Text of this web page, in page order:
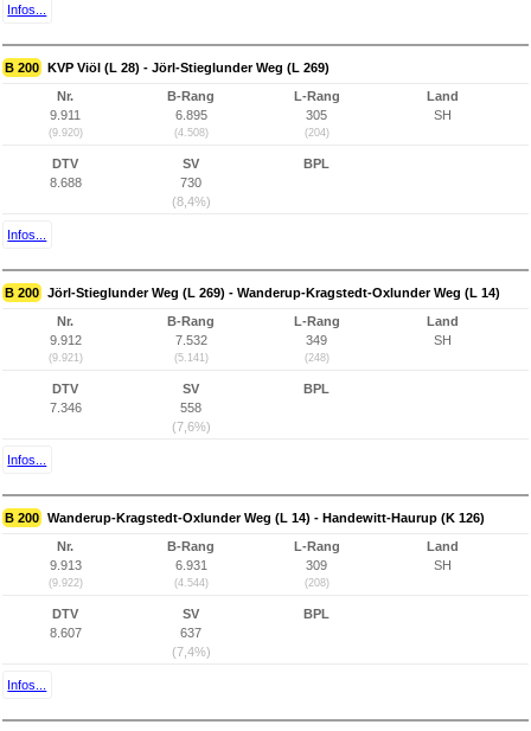
Infos...
B 200 KVP Viöl (L 28) - Jörl-Stieglunder Weg (L 269)
Nr.
9.911
(9.920)
B-Rang
6.895
(4.508)
L-Rang
305
(204)
Land
SH
DTV
8.688
SV
730
(8,4%)
BPL
Infos...
B 200 Jörl-Stieglunder Weg (L 269) - Wanderup-Kragstedt-Oxlunder Weg (L 14)
Nr.
9.912
(9.921)
B-Rang
7.532
(5.141)
L-Rang
349
(248)
Land
SH
DTV
7.346
SV
558
(7,6%)
BPL
Infos...
B 200 Wanderup-Kragstedt-Oxlunder Weg (L 14) - Handewitt-Haurup (K 126)
Nr.
9.913
(9.922)
B-Rang
6.931
(4.544)
L-Rang
309
(208)
Land
SH
DTV
8.607
SV
637
(7,4%)
BPL
Infos...